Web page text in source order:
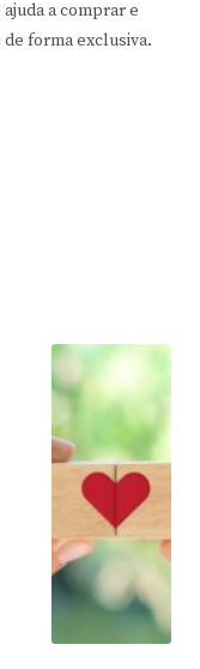
a comprar e
forma exclusiva.